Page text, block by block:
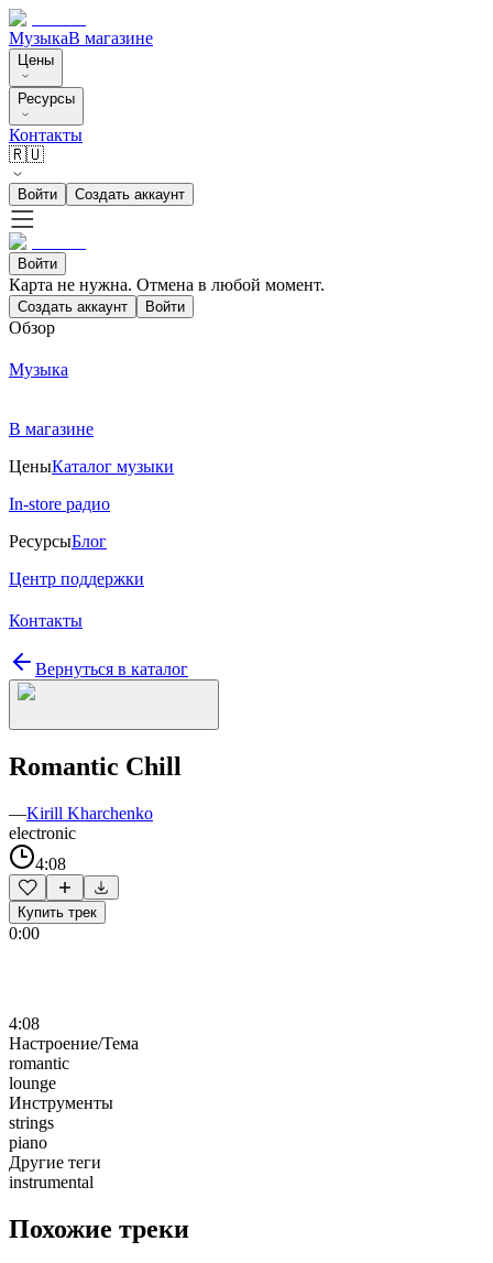
МузыкаВ магазине
Цены
Ресурсы
Контакты
🇷🇺
Войти Создать аккаунт
Войти
Карта не нужна. Отмена в любой момент.
Создать аккаунт Войти
Обзор
Музыка
В магазине
ЦеныКаталог музыки
In-store радио
РесурсыБлог
Центр поддержки
Контакты
Вернуться в каталог
Romantic Chill
—Kirill Kharchenko
electronic
4:08
Купить трек
0:00
4:08
Настроение/Тема
romantic
lounge
Инструменты
strings
piano
Другие теги
instrumental
Похожие треки